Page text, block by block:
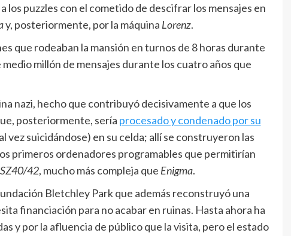
los puzzles con el cometido de descifrar los mensajes en
y, posteriormente, por la máquina Lorenz.
que rodeaban la mansión en turnos de 8 horas durante
millón de mensajes durante los cuatro años que
nazi, hecho que contribuyó decisivamente a que los
posteriormente, sería procesado y condenado por su
vez suicidándose) en su celda; allí se construyeron las
primeros ordenadores programables que permitirían
42, mucho más compleja que Enigma.
Bletchley Park que además reconstruyó una
financiación para no acabar en ruinas. Hasta ahora ha
y por la afluencia de público que la visita, pero el estado